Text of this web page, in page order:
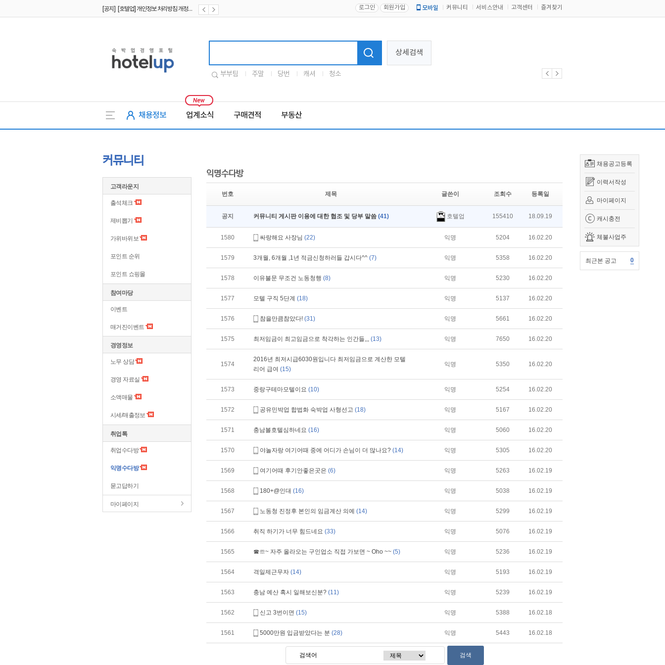
[공지] [호텔업] 개인정보 처리방침 개정본1 (19.09.02) 로그인 회원가입 모바일 커뮤니티 서비스안내 고객센터 즐겨찾기
상세검색
부부팀 주말 당번 캐셔 청소
채용정보 업계소식 구매견적 부동산
채용공고등록
이력서작성
마이페이지
캐시충전
체불사업주
최근본 공고 0
커뮤니티
고객라운지
출석체크
제비뽑기
가위바위보
포인트 순위
포인트 쇼핑몰
참여마당
이벤트
매거진이벤트
경영정보
노무 상담
경영 자료실
소액매물
시세/매출정보
취업톡
취업수다방
익명수다방
묻고답하기
마이페이지
익명수다방
번호 제목 글쓴이 조회수 등록일
공지 커뮤니티 게시판 이용에 대한 협조 및 당부 말씀 (41) 호텔업 155410 18.09.19
1580 싸랑해요 사장님 (22) 익명 5204 16.02.20
1579 3개월, 6개월 ,1년 적금신청하러들 갑시다^^ (7) 익명 5358 16.02.20
1578 이유불문 무조건 노동청행 (8) 익명 5230 16.02.20
1577 모텔 구직 5단계 (18) 익명 5137 16.02.20
1576 참을만큼참았다! (31) 익명 5661 16.02.20
1575 최저임금이 최고임금으로 착각하는 인간들,,, (13) 익명 7650 16.02.20
1574
2016년 최저시급6030원입니다 최저임금으로 계산한 모텔
리어 급여 (15)
익명 5350 16.02.20
1573 중랑구테마모텔이요 (10) 익명 5254 16.02.20
1572 공유민박업 합법화 숙박업 사형선고 (18) 익명 5167 16.02.20
1571 충남볼호텔심하네요 (16) 익명 5060 16.02.20
1570 야놀자랑 여기어때 중에 어디가 손님이 더 많나요? (14) 익명 5305 16.02.20
1569 여기어때 후기안좋은곳은 (6) 익명 5263 16.02.19
1568 180+@인대 (16) 익명 5038 16.02.19
1567 노동청 진정후 본인의 임금계산 의예 (14) 익명 5299 16.02.19
1566 취직 하기가 너무 힘드네요 (33) 익명 5076 16.02.19
1565 ☎☏~ 자주 올라오는 구인업소 직접 가보면 ~ Oho ~~ (5) 익명 5236 16.02.19
1564 격일제근무자 (14) 익명 5193 16.02.19
1563 충남 예산 혹시 일해보신분? (11) 익명 5239 16.02.19
1562 신고 3번이면 (15) 익명 5388 16.02.18
1561 5000만원 입금받았다는 분 (28) 익명 5443 16.02.18